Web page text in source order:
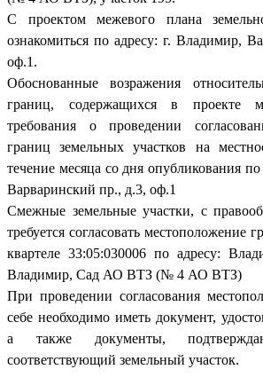
С проектом межевого плана
ознакомиться по адресу: г. Владимир,
оф.1.
Обоснованные возражения
границ, содержащихся в проекте
требования о проведении
границ земельных участков на
течение месяца со дня опубликования
Варваринский пр., д.3, оф.1
Смежные земельные участки, с
требуется согласовать местоположение
квартеле 33:05:030006 по адресу:
Владимир, Сад АО ВТЗ (№ 4 АО ВТЗ)
При проведении согласования
себе необходимо иметь документ,
а также документы,
соответствующий земельный участок.